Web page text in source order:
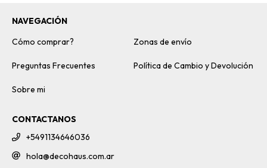
NAVEGACIÓN
Cómo comprar?
Zonas de envío
Preguntas Frecuentes Política de Cambio y Devolución
Sobre mi
CONTACTANOS
+5491134646036
hola@decohaus.com.ar